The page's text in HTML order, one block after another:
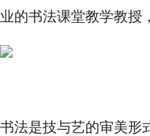
业的书法课堂教学教授
书法是技与艺的审美形